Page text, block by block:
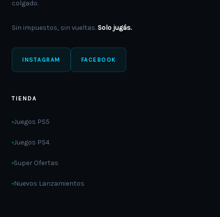
colgado.
Sin impuestos, sin vueltas. Solo jugás.
INSTAGRAM FACEBOOK
TIENDA
Juegos PS5
Juegos PS4
Super Ofertas
Nuevos Lanzamientos